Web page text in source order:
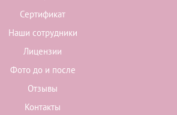
Сертификат
Наши сотрудники
Лицензии
Фото до и после
Отзывы
Контакты